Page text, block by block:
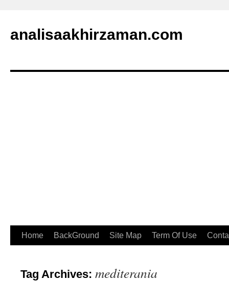
analisaakhirzaman.com
Home BackGround Site Map Term Of Use
Tag Archives: mediterania